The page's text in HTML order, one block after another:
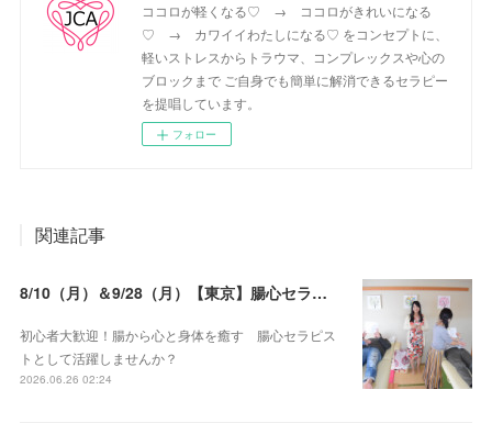
ココロが軽くなる♡ → ココロがきれいになる
♡ → カワイイわたしになる♡ をコンセプトに、
軽いストレスからトラウマ、コンプレックスや心の
ブロックまで ご自身でも簡単に解消できるセラピー
を提唱しています。
フォロー
関連記事
8/10（月）＆9/28（月）【東京】腸心セラピスト養成コース《２日間コース》開講決定
初心者大歓迎！腸から心と身体を癒す 腸心セラピス
トとして活躍しませんか？
2026.06.26 02:24